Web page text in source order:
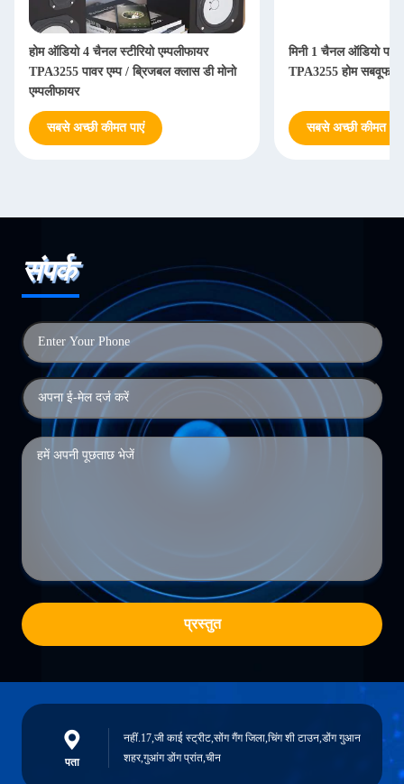
होम ऑडियो 4 चैनल स्टीरियो एम्पलीफायर
TPA3255 पावर एम्प / ब्रिजबल क्लास डी मोनो
एम्पलीफायर
सबसे अच्छी कीमत पाएं
मिनी 1 चैनल ऑडियो पावर
TPA3255 होम सबवूफर
सबसे अच्छी कीमत पाएं
संपर्क
प्रस्तुत
पता
नहीं.17,जी काई स्ट्रीट,सोंग गैंग जिला,चिंग शी टाउन,डोंग गुआन
शहर,गुआंग डोंग प्रांत,चीन